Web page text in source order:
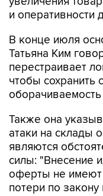
и оперативности
В конце июля
Татьяна Ким
перестраивает
чтобы сохранить
Также она
атаки на склады
являются
силы: "Внесение
оферты не имеют
потери по